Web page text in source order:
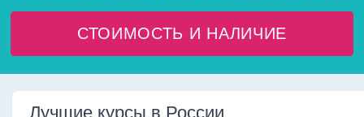
по федеральномузакону 44 и 223
ПРОМЫШЛЕННАЯ ХИМИЯ